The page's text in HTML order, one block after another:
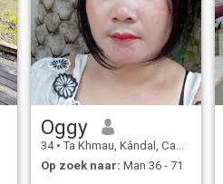
Oggy
34 • Ta Khmau, Kândal, Cambodja
Op zoek naar: Man 36 - 71